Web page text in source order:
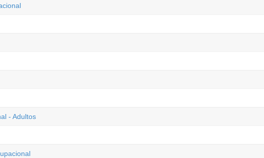
- Adultos